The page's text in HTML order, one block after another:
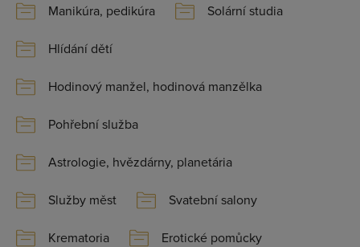
Manikúra, pedikúra Solární studia
Hlídání dětí
Hodinový manžel, hodinová manzělka
Pohřební služba
Astrologie, hvězdárny, planetária
Služby měst Svatební salony
Krematoria Erotické pomůcky